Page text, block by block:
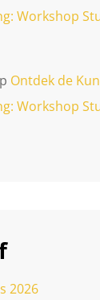
Workshop
Ontdek de
Workshop
2026